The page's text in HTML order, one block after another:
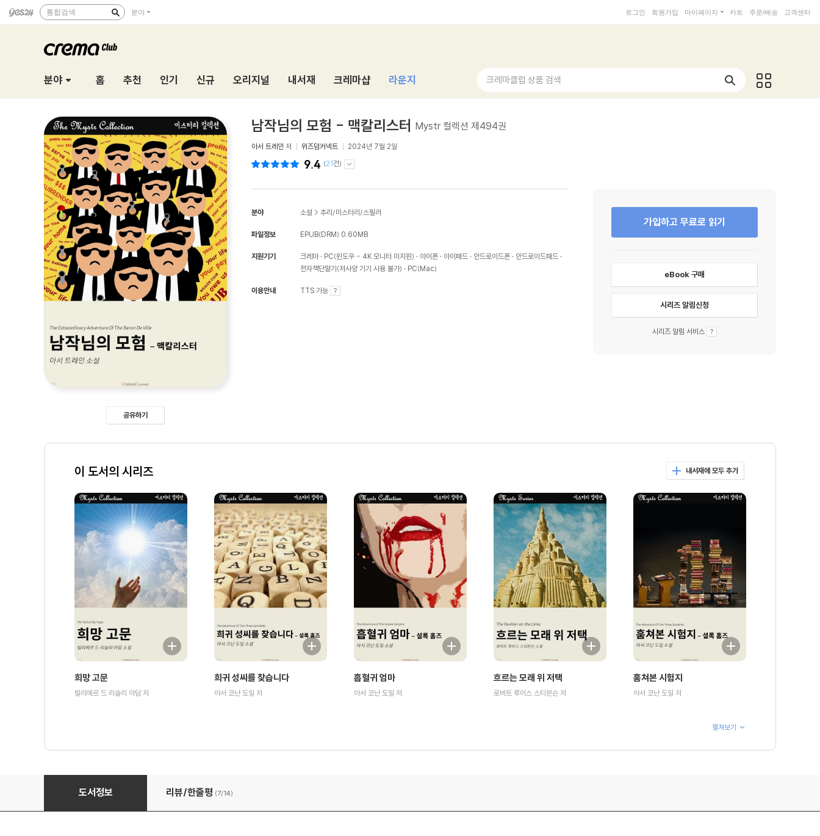
통합검색 분야 로그인 회원가입 마이페이지 카트 주문/배송 고객센터
분야 홈 추천 인기 신규 오리지널 내서재 크레마샵 라운지 크레마클럽 상품 검색
공유하기
남작님의 모험 - 맥칼리스터 Mystr 컬렉션 제494권
아서 트레인 저 위즈덤커넥트 2024년 7월 2일
9.4 (21건)
분야 소설 > 추리/미스터리/스릴러
파일정보 EPUB(DRM) 0.60MB
지원기기 크레마 PC(윈도우 - 4K 모니터 미지원) 아이폰 아이패드 안드로이드폰
안드로이드패드
전자책단말기(저사양 기기 사용 불가)
PC(Mac)
이용안내 TTS 가능
가입하고 무료로 읽기
eBook 구매
시리즈 알림신청
시리즈 알림 서비스
이 도서의 시리즈 내서재에 모두 추가
희망 고문
빌리에르 드 리슬리 아담 저
희귀 성씨를 찾습니다
아서 코난 도일 저
흡혈귀 엄마
아서 코난 도일 저
흐르는 모래 위 저택
로버트 루이스 스티븐슨 저
훔쳐본 시험지
아서 코난 도일 저
펼쳐보기
남작님의 모험 - 맥칼리스터
도서정보 리뷰/한줄평 (7/14)